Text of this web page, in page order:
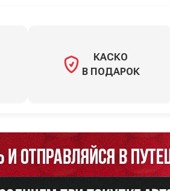
КАСКО
В ПОДАРОК